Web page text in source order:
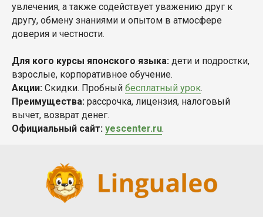
увлечения, а также содействует уважению друг к
другу, обмену знаниями и опытом в атмосфере
доверия и честности.
Для кого курсы японского языка: дети и подростки,
взрослые, корпоративное обучение.
Акции: Скидки. Пробный бесплатный урок.
Преимущества: рассрочка, лицензия, налоговый
вычет, возврат денег.
Официальный сайт: yescenter.ru.